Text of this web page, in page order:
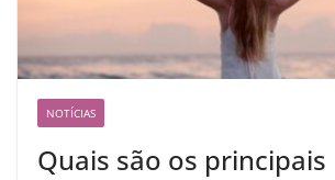
NOTÍCIAS
Quais são os principais